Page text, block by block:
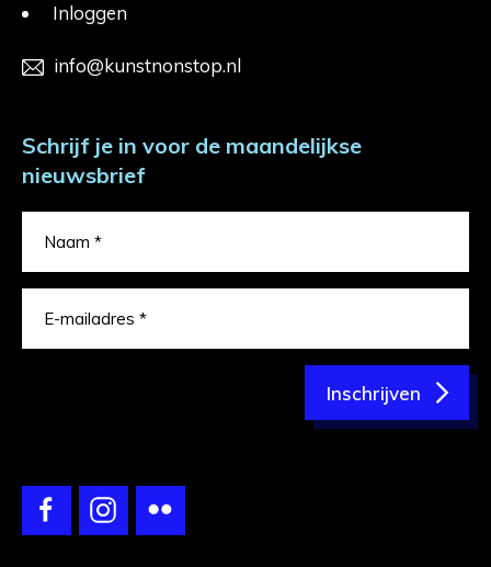
Inloggen
info@kunstnonstop.nl
Schrijf je in voor de maandelijkse
nieuwsbrief
Inschrijven